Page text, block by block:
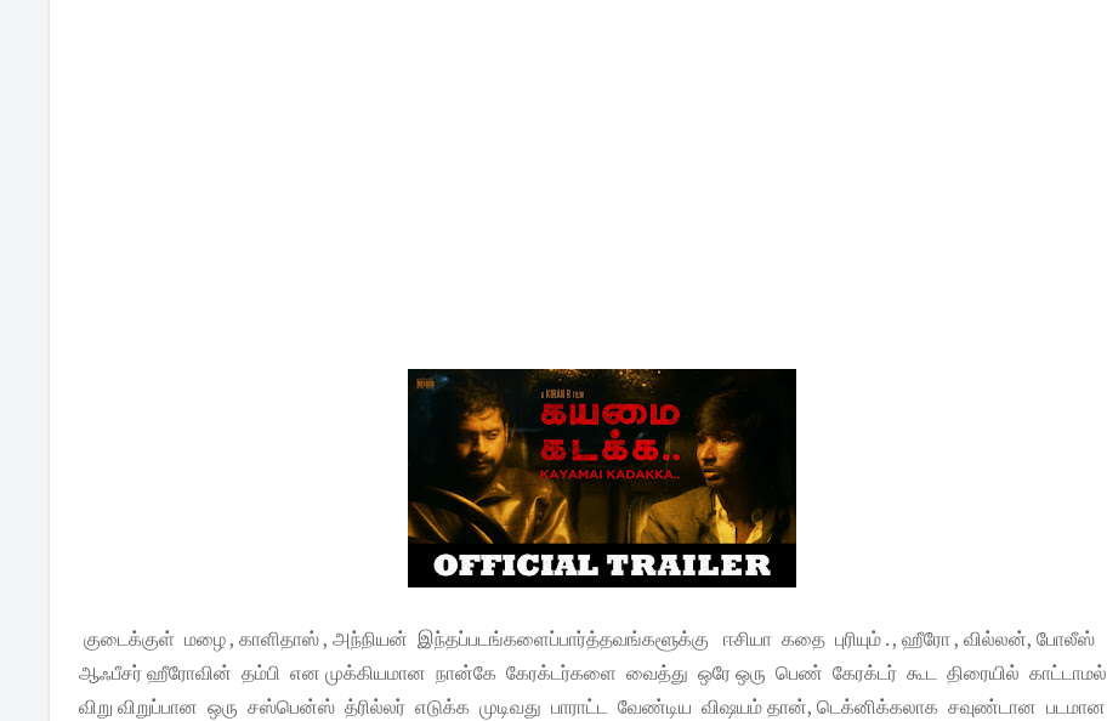
குடைக்குள் மழை , காளிதாஸ் , அந்நியன் இந்தப்படங்களைப்பார்த்தவங்களூக்கு ஈசியா கதை புரியும் . , ஹீரோ , வில்லன், போலீஸ்
ஆஃபீசர் ஹீரோவின் தம்பி என முக்கியமான நான்கே கேரக்டர்களை வைத்து ஒரே ஒரு பெண் கேரக்டர் கூட திரையில் காட்டாமல்
விறு விறுப்பான ஒரு சஸ்பென்ஸ் த்ரில்லர் எடுக்க முடிவது பாராட்ட வேண்டிய விஷயம் தான், டெக்னிக்கலாக சவுண்டான படமான